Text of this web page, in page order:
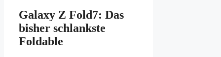
Galaxy Z Fold7: Das
bisher schlankste
Foldable